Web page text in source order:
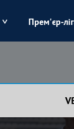
Карпати
Прем'єр-